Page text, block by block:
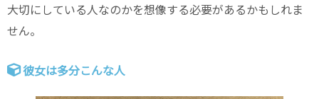
大切にしている人なのかを想像する必要があるかもしれま
せん。
彼女は多分こんな人